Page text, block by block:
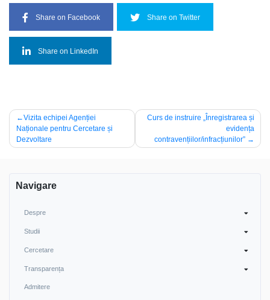
Share on Facebook Share on Twitter
Share on LinkedIn
Navigare
în
articole
Vizita echipei Agenției
Naționale pentru Cercetare și
Dezvoltare
Curs de instruire „Înregistrarea și
evidența
contravențiilor/infracțiunilor”
Navigare
Despre
Studii
Cercetare
Transparența
Admitere